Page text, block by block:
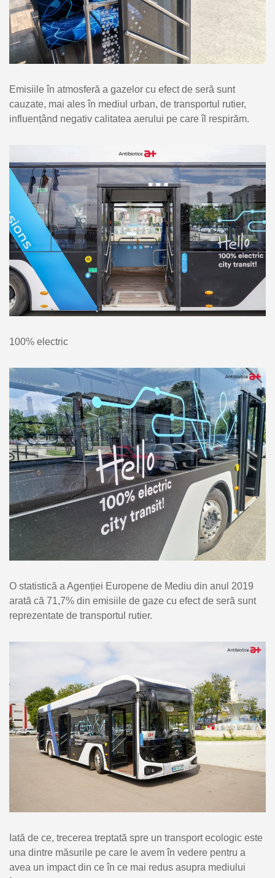
Emisiile în atmosferă a gazelor cu efect de seră sunt
cauzate, mai ales în mediul urban, de transportul rutier,
influențând negativ calitatea aerului pe care îl respirăm.
100% electric
O statistică a Agenției Europene de Mediu din anul 2019
arată că 71,7% din emisiile de gaze cu efect de seră sunt
reprezentate de transportul rutier.
Iată de ce, trecerea treptată spre un transport ecologic este
una dintre măsurile pe care le avem în vedere pentru a
avea un impact din ce în ce mai redus asupra mediului